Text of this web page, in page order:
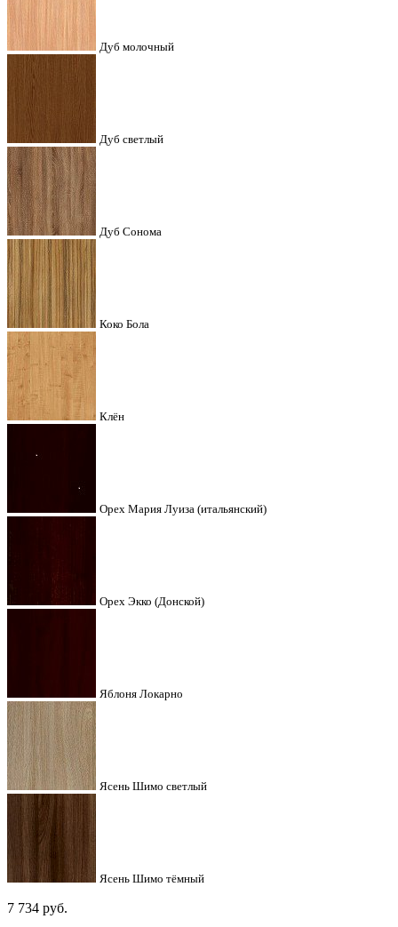
Дуб молочный
Дуб светлый
Дуб Сонома
Коко Бола
Клён
Орех Мария Луиза (итальянский)
Орех Экко (Донской)
Яблоня Локарно
Ясень Шимо светлый
Ясень Шимо тёмный
7 734 руб.